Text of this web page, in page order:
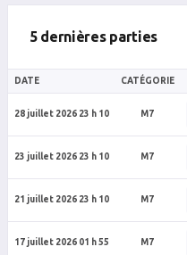
5 dernières parties
DATE CATÉGORIE
28 juillet 2026 23 h 10 M7
23 juillet 2026 23 h 10 M7
21 juillet 2026 23 h 10 M7
17 juillet 2026 01 h 55 M7